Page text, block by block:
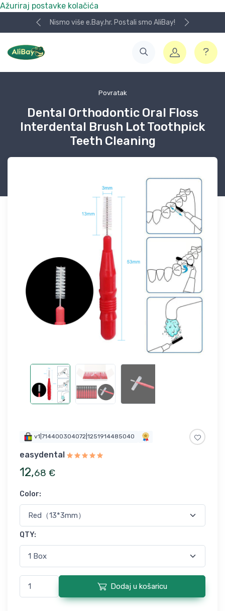
Ažuriraj postavke kolačića
Nismo više e.Bay.hr. Postali smo AliBay!
Povratak
Dental Orthodontic Oral Floss
Interdental Brush Lot Toothpick
Teeth Cleaning
v1|714400304072|1251914485040
easydental
12,68 €
Color:
QTY:
Dodaj u košaricu